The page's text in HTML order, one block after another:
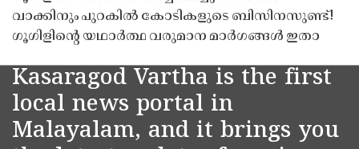
വാക്കിനും പുറകിൽ കോടികളുടെ ബിസിനസുണ്ട്!
ഗൂഗിളിന്റെ യഥാർത്ഥ വരുമാന മാർഗങ്ങൾ ഇതാ
Kasaragod Vartha is the first
local news portal in
Malayalam, and it brings you